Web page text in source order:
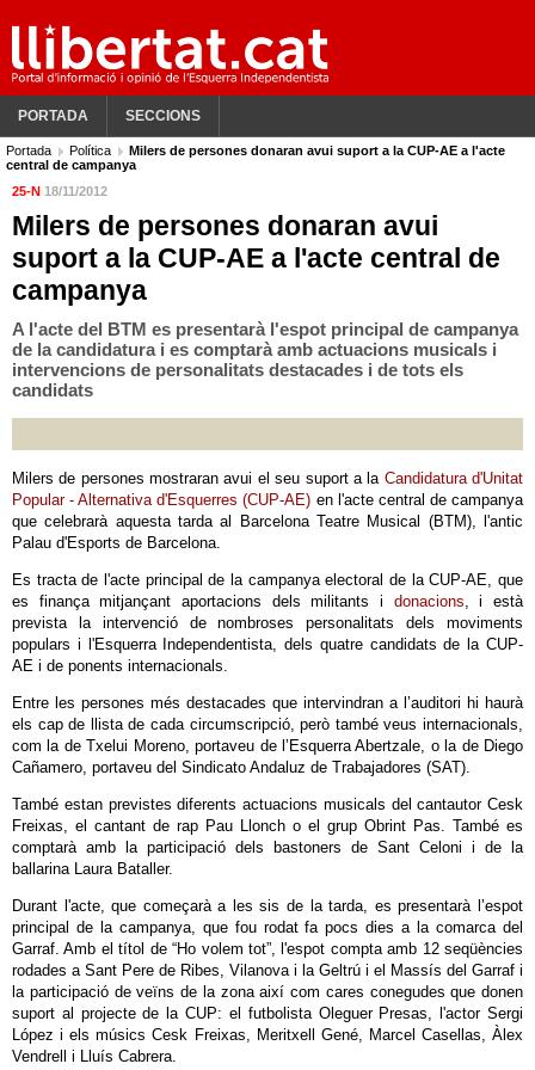
PORTADA SECCIONS
Portada Política
Milers de persones donaran avui suport a la CUP-AE a l'acte
central de campanya
25-N 18/11/2012
Milers de persones donaran avui
suport a la CUP-AE a l'acte central de
campanya
A l'acte del BTM es presentarà l'espot principal de campanya
de la candidatura i es comptarà amb actuacions musicals i
intervencions de personalitats destacades i de tots els
candidats
Milers de persones mostraran avui el seu suport a la Candidatura d'Unitat
Popular - Alternativa d'Esquerres (CUP-AE) en l'acte central de campanya
que celebrarà aquesta tarda al Barcelona Teatre Musical (BTM), l'antic
Palau d'Esports de Barcelona.
Es tracta de l'acte principal de la campanya electoral de la CUP-AE, que
es finança mitjançant aportacions dels militants i donacions, i està
prevista la intervenció de nombroses personalitats dels moviments
populars i l'Esquerra Independentista, dels quatre candidats de la CUP-
AE i de ponents internacionals.
Entre les persones més destacades que intervindran a l’auditori hi haurà
els cap de llista de cada circumscripció, però també veus internacionals,
com la de Txelui Moreno, portaveu de l’Esquerra Abertzale, o la de Diego
Cañamero, portaveu del Sindicato Andaluz de Trabajadores (SAT).
També estan previstes diferents actuacions musicals del cantautor Cesk
Freixas, el cantant de rap Pau Llonch o el grup Obrint Pas. També es
comptarà amb la participació dels bastoners de Sant Celoni i de la
ballarina Laura Bataller.
Durant l'acte, que começarà a les sis de la tarda, es presentarà l’espot
principal de la campanya, que fou rodat fa pocs dies a la comarca del
Garraf. Amb el títol de “Ho volem tot”, l'espot compta amb 12 seqüències
rodades a Sant Pere de Ribes, Vilanova i la Geltrú i el Massís del Garraf i
la participació de veïns de la zona així com cares conegudes que donen
suport al projecte de la CUP: el futbolista Oleguer Presas, l'actor Sergi
López i els músics Cesk Freixas, Meritxell Gené, Marcel Casellas, Àlex
Vendrell i Lluís Cabrera.